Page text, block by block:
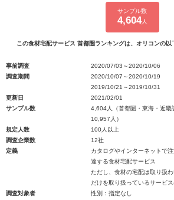
サンプル数
4,604人
この食材宅配サービス 首都圏ランキングは、オリコンの以
事前調査
2020/07/03～2020/10/06
調査期間
2020/10/07～2020/10/19
2019/10/21～2019/10/31
更新日
2021/02/01
サンプル数
4,604人（首都圏・東海・近畿
10,957人）
規定人数
100人以上
調査企業数
12社
定義
カタログやインターネットで
達する食材宅配サービス
ただし、食材の宅配は取り扱
だけを取り扱っているサービ
調査対象者
性別：指定なし